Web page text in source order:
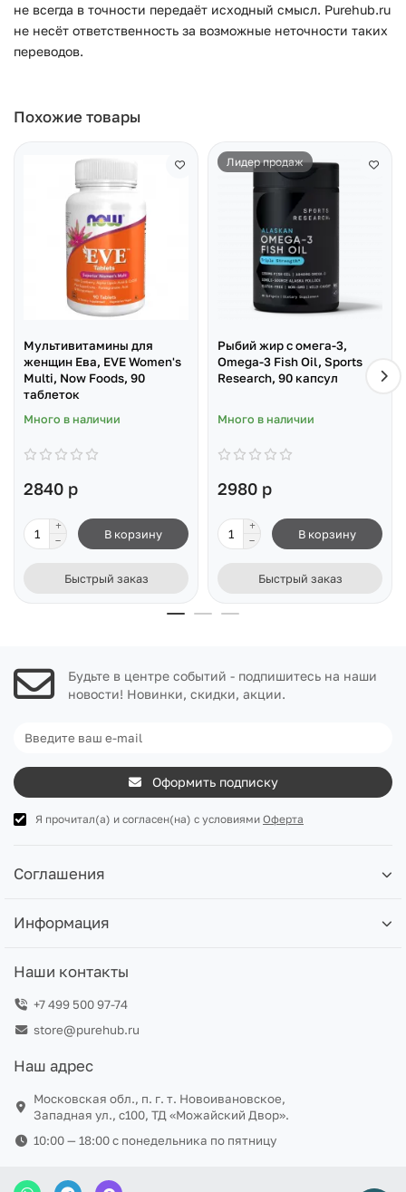
не всегда в точности передаёт исходный смысл. Purehub.ru
не несёт ответственность за возможные неточности таких
переводов.
Похожие товары
Мультивитамины для
женщин Ева, EVE Women's
Multi, Now Foods, 90
таблеток
Много в наличии
2840 р
В корзину
Быстрый заказ
Лидер продаж
Рыбий жир с омега-3,
Omega-3 Fish Oil, Sports
Research, 90 капсул
Много в наличии
2980 р
В корзину
Быстрый заказ
Будьте в центре событий - подпишитесь на наши
новости! Новинки, скидки, акции.
Оформить подписку
Я прочитал(а) и согласен(на) с условиями Оферта
Соглашения
Информация
Наши контакты
+7 499 500 97-74
store@purehub.ru
Наш адрес
Московская обл., п. г. т. Новоивановское,
Западная ул., с100, ТД «Можайский Двор».
10:00 — 18:00 c понедельника по пятницу